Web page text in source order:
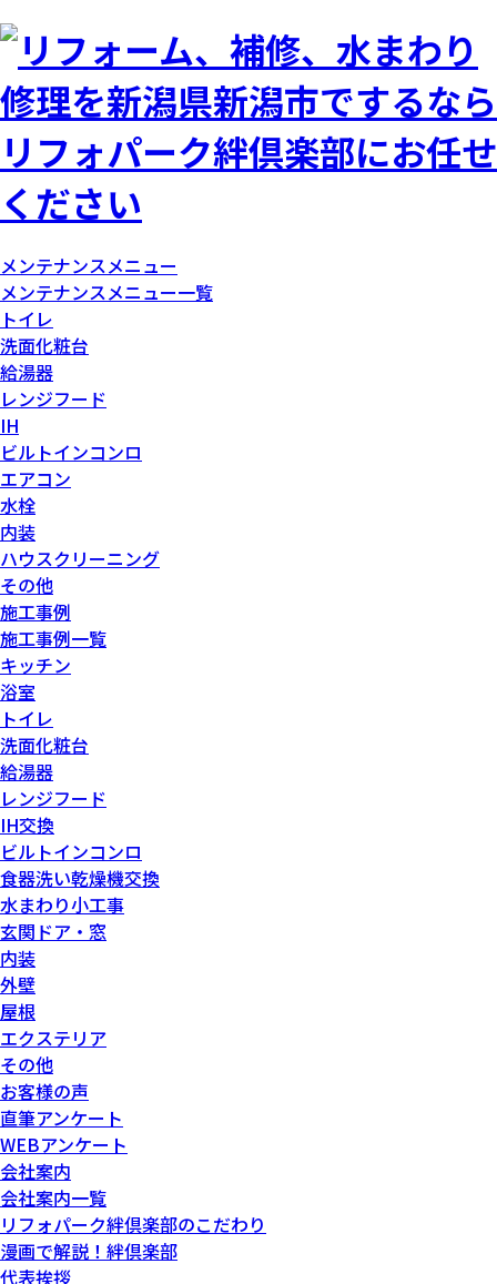
メンテナンスメニュー
メンテナンスメニュー一覧
トイレ
洗面化粧台
給湯器
レンジフード
IH
ビルトインコンロ
エアコン
水栓
内装
ハウスクリーニング
その他
施工事例
施工事例一覧
キッチン
浴室
トイレ
洗面化粧台
給湯器
レンジフード
IH交換
ビルトインコンロ
食器洗い乾燥機交換
水まわり小工事
玄関ドア・窓
内装
外壁
屋根
エクステリア
その他
お客様の声
直筆アンケート
WEBアンケート
会社案内
会社案内一覧
リフォパーク絆倶楽部のこだわり
漫画で解説！絆倶楽部
代表挨拶